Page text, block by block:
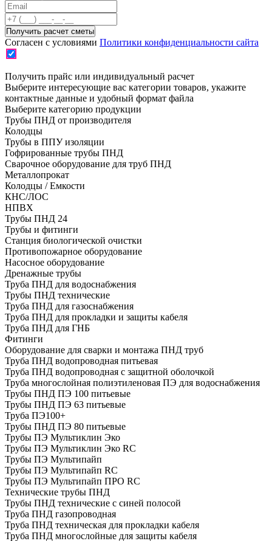
Согласен с условиями Политики конфиденциальности сайта
Получить прайс или индивидуальный расчет
Выберите интересующие вас категории товаров, укажите
контактные данные и удобный формат файла
Выберите категорию продукции
Трубы ПНД от производителя
Колодцы
Трубы в ППУ изоляции
Гофрированные трубы ПНД
Сварочное оборудование для труб ПНД
Металлопрокат
Колодцы / Емкости
КНС/ЛОС
НПВХ
Трубы ПНД 24
Трубы и фитинги
Cтанция биологической очистки
Противопожарное оборудование
Насосное оборудование
Дренажные трубы
Труба ПНД для водоснабжения
Трубы ПНД технические
Труба ПНД для газоснабжения
Труба ПНД для прокладки и защиты кабеля
Труба ПНД для ГНБ
Фитинги
Оборудование для сварки и монтажа ПНД труб
Труба ПНД водопроводная питьевая
Труба ПНД водопроводная с защитной оболочкой
Труба многослойная полиэтиленовая ПЭ для водоснабжения
Трубы ПНД ПЭ 100 питьевые
Трубы ПНД ПЭ 63 питьевые
Труба ПЭ100+
Трубы ПНД ПЭ 80 питьевые
Трубы ПЭ Мультиклин Эко
Трубы ПЭ Мультиклин Эко RC
Трубы ПЭ Мультипайп
Трубы ПЭ Мультипайп RC
Трубы ПЭ Мультипайп ПРО RC
Технические трубы ПНД
Трубы ПНД технические с синей полосой
Труба ПНД газопроводная
Труба ПНД техническая для прокладки кабеля
Труба ПНД многослойные для защиты кабеля